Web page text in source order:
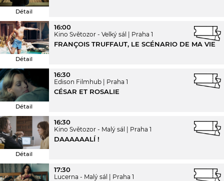
Détail
Détail
16:00
Kino Světozor - Velký sál Praha 1
FRANÇOIS TRUFFAUT, LE SCÉNARIO DE MA VIE
Détail
16:30
Edison Filmhub Praha 1
CÉSAR ET ROSALIE
Détail
16:30
Kino Světozor - Malý sál Praha 1
DAAAAAALÍ !
17:30
Lucerna - Malý sál Praha 1